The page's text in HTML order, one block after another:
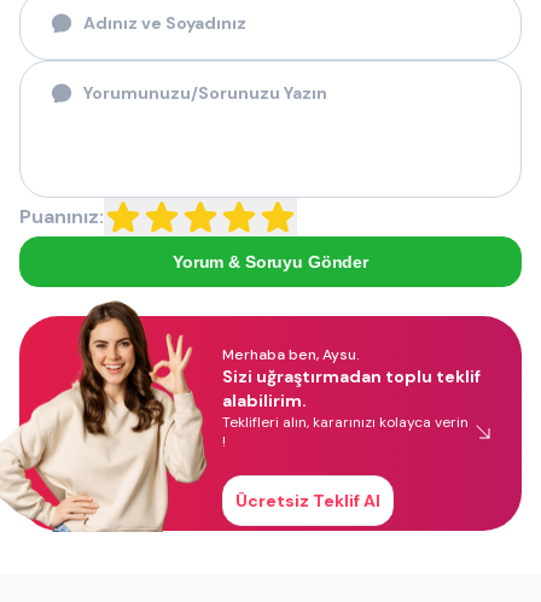
Puanınız:
Yorum & Soruyu Gönder
Merhaba ben, Aysu.
Sizi uğraştırmadan toplu teklif
alabilirim.
Teklifleri alın, kararınızı kolayca verin
!
Ücretsiz Teklif Al